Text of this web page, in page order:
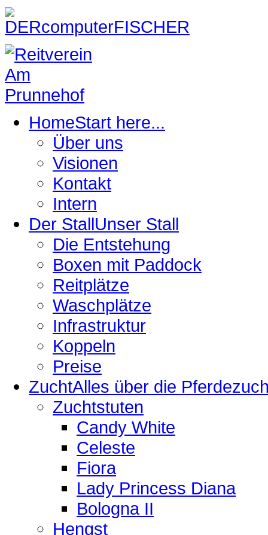
HomeStart here...
Über uns
Visionen
Kontakt
Intern
Der StallUnser Stall
Die Entstehung
Boxen mit Paddock
Reitplätze
Waschplätze
Infrastruktur
Koppeln
Preise
ZuchtAlles über die
Zuchtstuten
Candy White
Celeste
Fiora
Lady Princess Diana
Bologna II
Hengst